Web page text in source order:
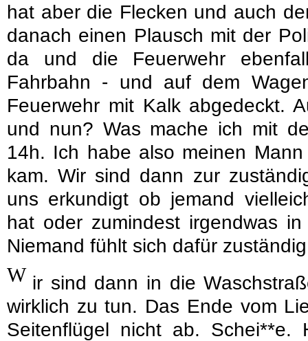
hat aber die Flecken und auch
danach einen Plausch mit der
da und die Feuerwehr
Fahrbahn - und auf dem
Feuerwehr mit Kalk abgedeckt.
und nun? Was mache ich mit
14h. Ich habe also meinen
kam. Wir sind dann zur
uns erkundigt ob jemand
hat oder zumindest irgendwas
Niemand fühlt sich dafür
W ir sind dann in die
wirklich zu tun. Das Ende vom
Seitenflügel nicht ab.